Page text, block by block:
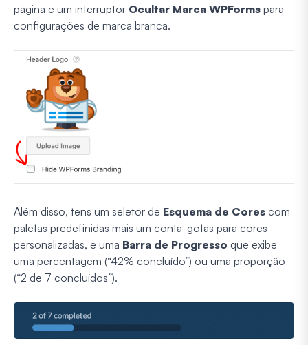
página e um interruptor Ocultar Marca WPForms para
configurações de marca branca.
Além disso, tens um seletor de Esquema de Cores com
paletas predefinidas mais um conta-gotas para cores
personalizadas, e uma Barra de Progresso que exibe
uma percentagem (“42% concluído”) ou uma proporção
(“2 de 7 concluídos”).